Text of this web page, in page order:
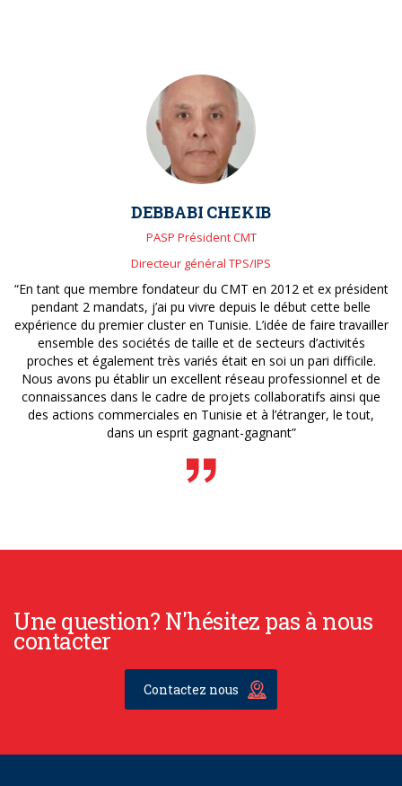
DEBBABI CHEKIB
PASP Président CMT
Directeur général TPS/IPS
“En tant que membre fondateur du CMT en 2012 et ex président
pendant 2 mandats, j’ai pu vivre depuis le début cette belle
expérience du premier cluster en Tunisie. L’idée de faire travailler
ensemble des sociétés de taille et de secteurs d’activités
proches et également très variés était en soi un pari difficile.
Nous avons pu établir un excellent réseau professionnel et de
connaissances dans le cadre de projets collaboratifs ainsi que
des actions commerciales en Tunisie et à l’étranger, le tout,
dans un esprit gagnant-gagnant”
Une question? N'hésitez pas à nous
contacter
Contactez nous